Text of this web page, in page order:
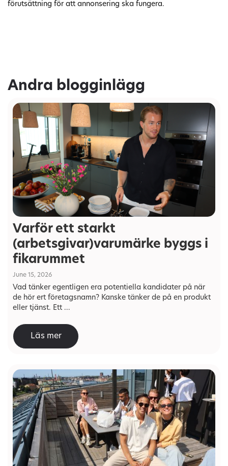
förutsättning för att annonsering ska fungera.
Andra blogginlägg
Varför ett starkt
(arbetsgivar)varumärke byggs i
fikarummet
June 15, 2026
Vad tänker egentligen era potentiella kandidater på när
de hör ert företagsnamn? Kanske tänker de på en produkt
eller tjänst. Ett ...
Läs mer